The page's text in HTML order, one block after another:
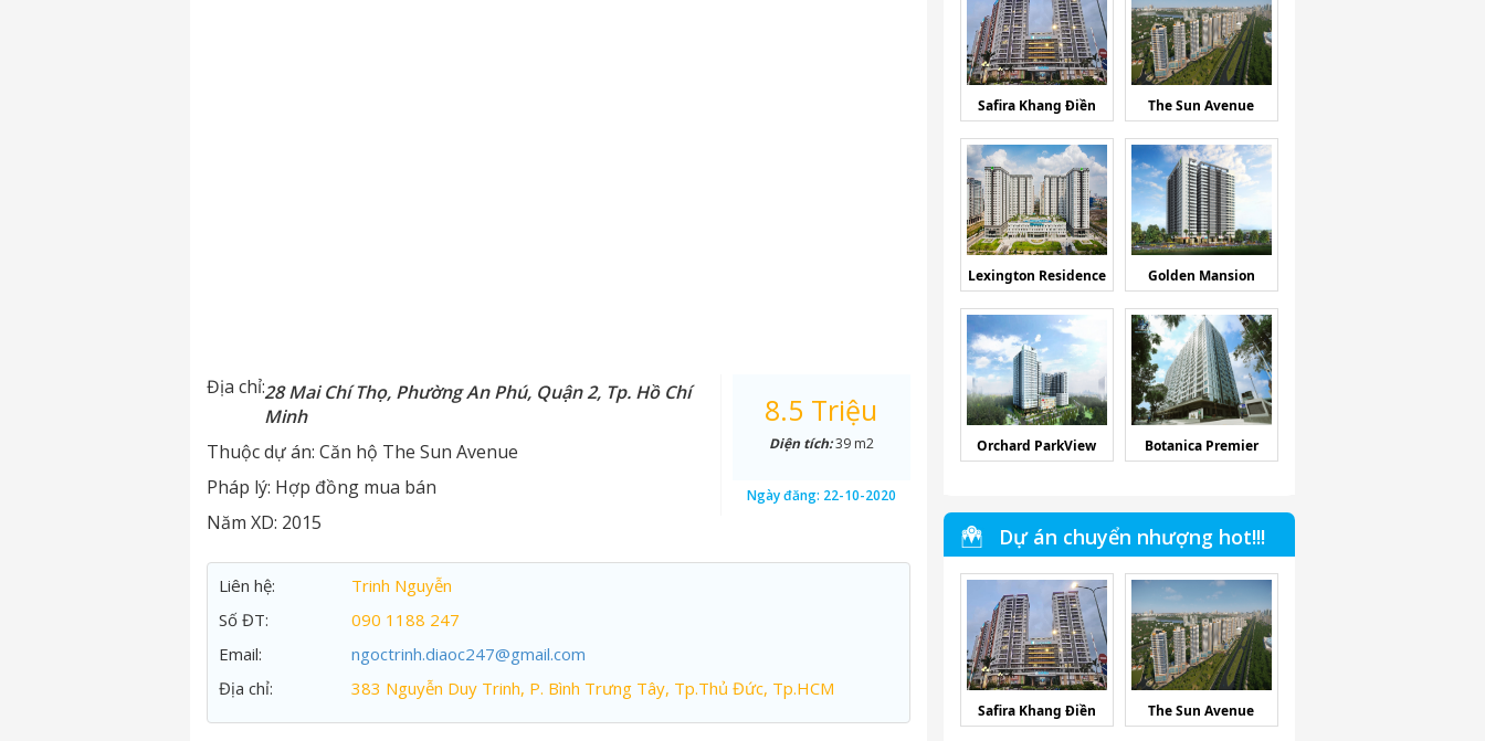
Địa chỉ:28 Mai Chí Thọ, Phường An Phú, Quận 2, Tp. Hồ Chí
Minh
Thuộc dự án: Căn hộ The Sun Avenue
Pháp lý: Hợp đồng mua bán
Năm XD: 2015
8.5 Triệu
Diện tích:39 m2
Ngày đăng: 22-10-2020
Liên hệ:
Trinh Nguyễn
Số ĐT:
090 1188 247
Email:
ngoctrinh.diaoc247@gmail.com
Địa chỉ:
383 Nguyễn Duy Trinh, P. Bình Trưng Tây, Tp.Thủ Đức, Tp.HCM
Safira Khang Điền The Sun Avenue
Lexington Residence Golden Mansion
Orchard ParkView Botanica Premier
Dự án chuyển nhượng hot!!!
Safira Khang Điền The Sun Avenue